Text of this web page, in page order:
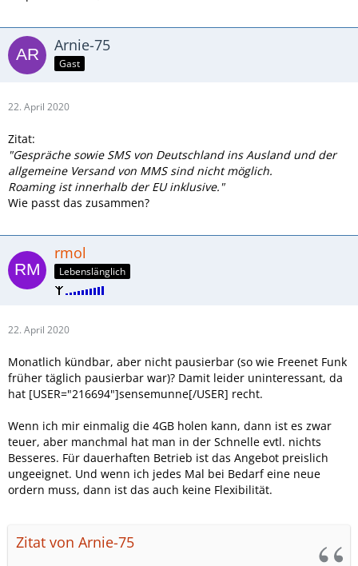
Arnie-75
Gast
22. April 2020
Zitat:
"Gespräche sowie SMS von Deutschland ins Ausland und der
allgemeine Versand von MMS sind nicht möglich.
Roaming ist innerhalb der EU inklusive."
Wie passt das zusammen?
rmol
Lebenslänglich
22. April 2020
Monatlich kündbar, aber nicht pausierbar (so wie Freenet Funk
früher täglich pausierbar war)? Damit leider uninteressant, da
hat [USER="216694"]sensemunne[/USER] recht.
Wenn ich mir einmalig die 4GB holen kann, dann ist es zwar
teuer, aber manchmal hat man in der Schnelle evtl. nichts
Besseres. Für dauerhaften Betrieb ist das Angebot preislich
ungeeignet. Und wenn ich jedes Mal bei Bedarf eine neue
ordern muss, dann ist das auch keine Flexibilität.
Zitat von Arnie-75